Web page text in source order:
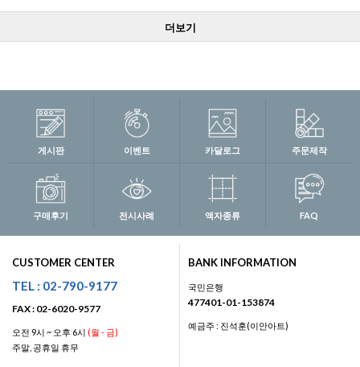
더보기
게시판 이벤트 카달로그 주문제작
구매후기 전시사례 액자종류 FAQ
CUSTOMER CENTER
TEL : 02-790-9177
FAX : 02-6020-9577
오전 9시 ~ 오후 6시 (월 - 금)
주말, 공휴일 휴무
BANK INFORMATION
국민은행
477401-01-153874
예금주 : 진석훈(이안아트)